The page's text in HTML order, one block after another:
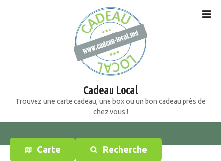
e
t
Cadeau Local
Trouvez une carte cadeau, une box ou un bon cadeau près de
chez vous !
Carte Recherche